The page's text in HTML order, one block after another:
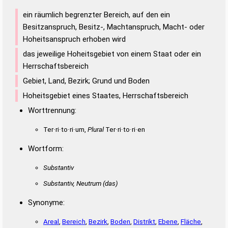
ein räumlich begrenzter Bereich, auf den ein
Besitzanspruch, Besitz-, Machtanspruch, Macht- oder
Hoheitsanspruch erhoben wird
das jeweilige Hoheitsgebiet von einem Staat oder ein
Herrschaftsbereich
Gebiet, Land, Bezirk; Grund und Boden
Hoheitsgebiet eines Staates, Herrschaftsbereich
Worttrennung:
Ter·ri·to·ri·um, PluralTer·ri·to·ri·en
Wortform:
Substantiv
Substantiv, Neutrum(das)
Synonyme:
Areal Bereich Bezirk Boden Distrikt Ebene Fläche